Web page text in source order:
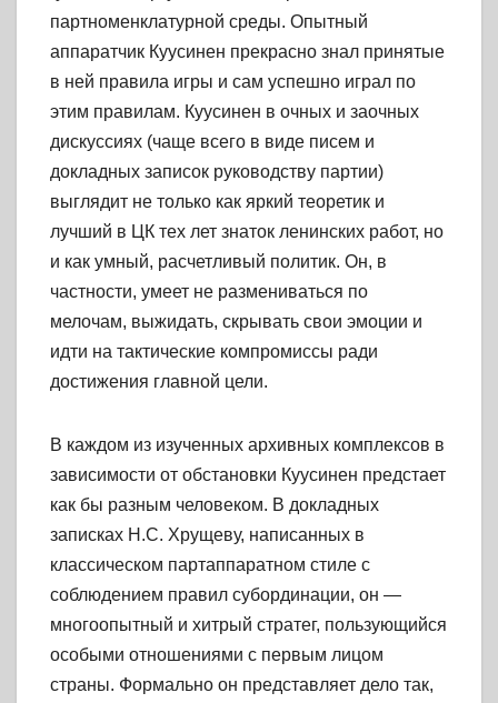
партноменклатурной среды. Опытный
аппаратчик Куусинен прекрасно знал принятые
в ней правила игры и сам успешно играл по
этим правилам. Куусинен в очных и заочных
дискуссиях (чаще всего в виде писем и
докладных записок руководству партии)
выглядит не только как яркий теоретик и
лучший в ЦК тех лет знаток ленинских работ, но
и как умный, расчетливый политик. Он, в
частности, умеет не размениваться по
мелочам, выжидать, скрывать свои эмоции и
идти на тактические компромиссы ради
достижения главной цели.
В каждом из изученных архивных комплексов в
зависимости от обстановки Куусинен предстает
как бы разным человеком. В докладных
записках Н.С. Хрущеву, написанных в
классическом партаппаратном стиле с
соблюдением правил субординации, он —
многоопытный и хитрый стратег, пользующийся
особыми отношениями с первым лицом
страны. Формально он представляет дело так,